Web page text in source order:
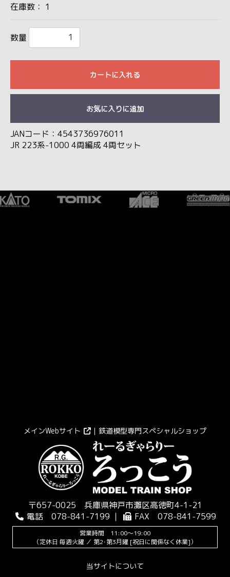
在庫数： 1
数量
カートに入れる
お気に入りに追加
JANコード：4543736976011
JR 223系-1000 4両編成 4両セット
メインWebサイト ｜鉄道模型専門スペシャルショップ
〒657-0025 兵庫県神戸市灘区高徳町4-1-21
電話 078-841-7199 ｜
FAX 078-841-7599
営業時間 11:00～19:00
（定休日 毎週火曜 ／ 第2･第3月曜 [祝日に関係なく休業]）
当サイトについて